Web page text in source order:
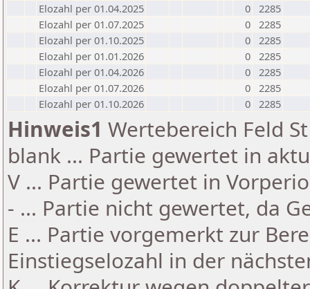
Elozahl per 01.04.2025
0 2285
Elozahl per 01.07.2025
0 2285
Elozahl per 01.10.2025
0 2285
Elozahl per 01.01.2026
0 2285
Elozahl per 01.04.2026
0 2285
Elozahl per 01.07.2026
0 2285
Elozahl per 01.10.2026
0 2285
Hinweis1 Wertebereich Feld
blank ... Partie gewertet in
V ... Partie gewertet in
- ... Partie nicht gewertet, da
E ... Partie vorgemerkt zur
Einstiegselozahl in der